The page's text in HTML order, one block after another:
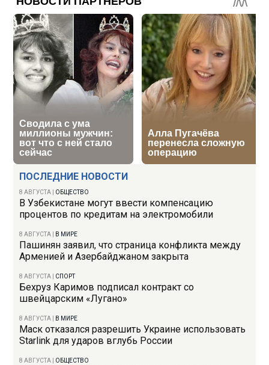
ПОСЛЕДНИЕ НОВОСТИ
8 АВГУСТА ОБЩЕСТВО
В Узбекистане могут ввести компенсацию
процентов по кредитам на электромобили
8 АВГУСТА В МИРЕ
Пашинян заявил, что страница конфликта между
Арменией и Азербайджаном закрыта
8 АВГУСТА СПОРТ
Бехруз Каримов подписал контракт со
швейцарским «Лугано»
8 АВГУСТА В МИРЕ
Маск отказался разрешить Украине использовать
Starlink для ударов вглубь России
8 АВГУСТА ОБЩЕСТВО